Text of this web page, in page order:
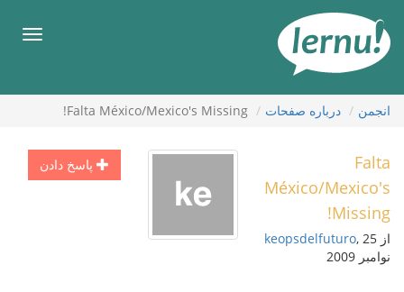
محتوا
انجمن درباره صفحات Falta México/Mexico's Missing!
پاسخ دادن
Falta
México/Mexico's
Missing!
از keopsdelfuturo, 25
نوامبر 2009